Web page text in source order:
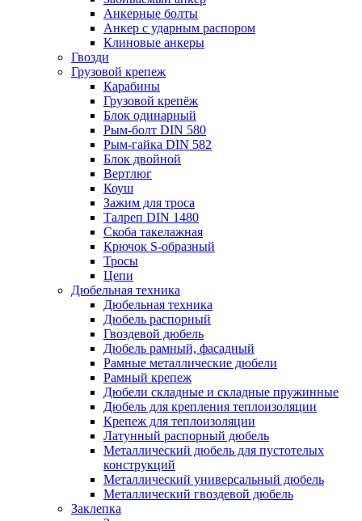
Анкерные болты
Анкер с ударным распором
Клиновые анкеры
Гвозди
Грузовой крепеж
Карабины
Грузовой крепёж
Блок одинарный
Рым-болт DIN 580
Рым-гайка DIN 582
Блок двойной
Вертлюг
Коуш
Зажим для троса
Талреп DIN 1480
Скоба такелажная
Крючок S-образный
Тросы
Цепи
Дюбельная техника
Дюбельная техника
Дюбель распорный
Гвоздевой дюбель
Дюбель рамный, фасадный
Рамные металлические дюбели
Рамный крепеж
Дюбели складные и складные пружинные
Дюбель для крепления теплоизоляции
Крепеж для теплоизоляции
Латунный распорный дюбель
Металлический дюбель для пустотелых
конструкций
Металлический универсальный дюбель
Металлический гвоздевой дюбель
Заклепка